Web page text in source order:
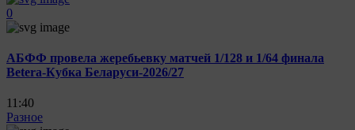
0
АБФФ провела жеребьевку матчей 1/128 и 1/64 финала
Betera-Кубка Беларуси-2026/27
11:40
Разное